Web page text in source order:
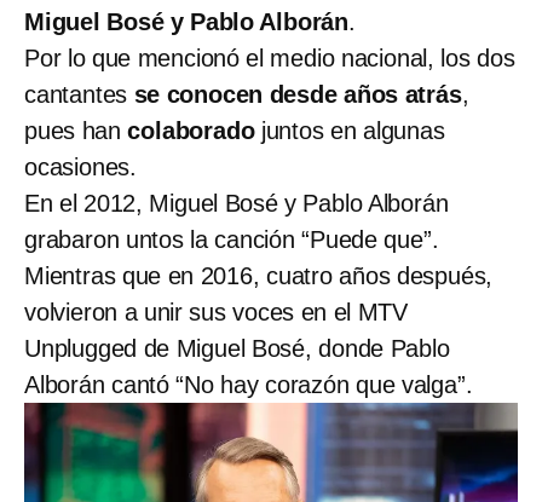
Miguel Bosé y Pablo Alborán.
Por lo que mencionó el medio nacional, los dos
cantantes se conocen desde años atrás,
pues hancolaboradojuntos en algunas
ocasiones.
En el 2012, Miguel Bosé y Pablo Alborán
grabaron untos la canción “Puede que”.
Mientras que en 2016, cuatro años después,
volvieron a unir sus voces en el MTV
Unplugged de Miguel Bosé, donde Pablo
Alborán cantó “No hay corazón que valga”.